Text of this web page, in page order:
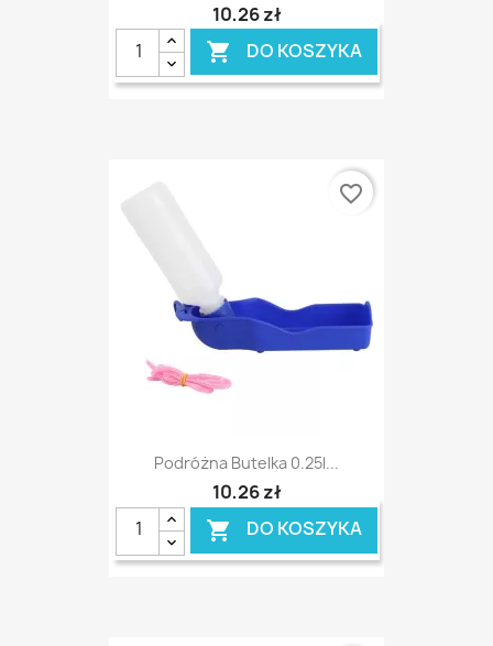
10,26 zł
 DO KOSZYKA
Podróżna Butelka 0.25l...
10,26 zł
 DO KOSZYKA
favorite_border